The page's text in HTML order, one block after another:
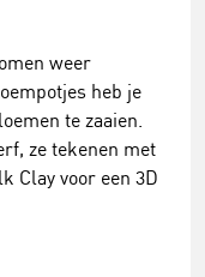
weer
heb je
te zaaien.
ze tekenen met
Clay voor een 3D